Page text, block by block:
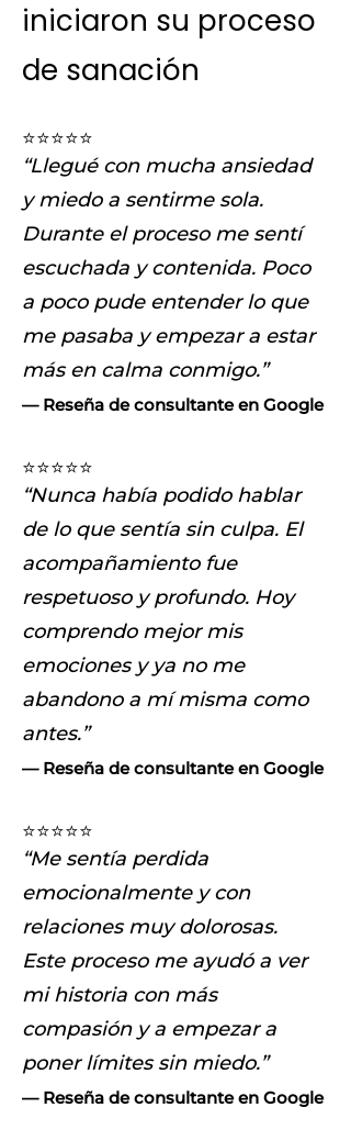
iniciaron su proceso
de sanación
⭐⭐⭐⭐⭐
“Llegué con mucha ansiedad
y miedo a sentirme sola.
Durante el proceso me sentí
escuchada y contenida. Poco
a poco pude entender lo que
me pasaba y empezar a estar
más en calma conmigo.”
— Reseña de consultante en Google
⭐⭐⭐⭐⭐
“Nunca había podido hablar
de lo que sentía sin culpa. El
acompañamiento fue
respetuoso y profundo. Hoy
comprendo mejor mis
emociones y ya no me
abandono a mí misma como
antes.”
— Reseña de consultante en Google
⭐⭐⭐⭐⭐
“Me sentía perdida
emocionalmente y con
relaciones muy dolorosas.
Este proceso me ayudó a ver
mi historia con más
compasión y a empezar a
poner límites sin miedo.”
— Reseña de consultante en Google